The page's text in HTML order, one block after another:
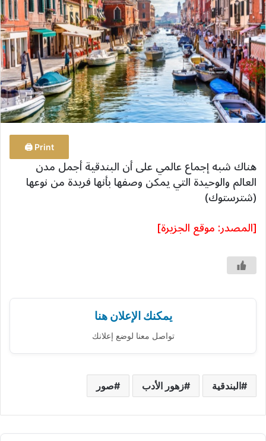
ر
ي
د
ا
إ
ل
ك
ت
ر
ا
Print 🖨
هناك شبه إجماع عالمي على أن البندقية أجمل مدن
العالم والوحيدة التي يمكن وصفها بأنها فريدة من نوعها
(شترستوك)
[المصدر: موقع الجزيرة]
يمكنك الإعلان هنا
تواصل معنا لوضع إعلانك
البندقية زهور الأدب صور